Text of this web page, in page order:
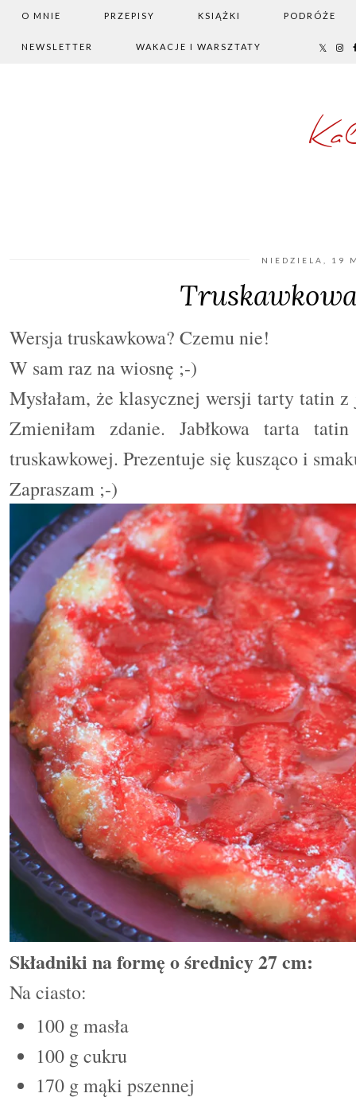
O MNIE PRZEPISY KSIĄŻKI PODRÓŻE
NEWSLETTER WAKACJE I WARSZTATY
NIEDZIELA, 19
Wersja truskawkowa? Czemu nie!
W sam raz na wiosnę ;-)
Mysłałam, że klasycznej wersji tarty tatin
Zmieniłam zdanie. Jabłkowa tarta
truskawkowej. Prezentuje się kusząco i
Zapraszam ;-)
Składniki na formę o średnicy 27 cm:
Na ciasto:
100 g masła
100 g cukru
170 g mąki pszennej